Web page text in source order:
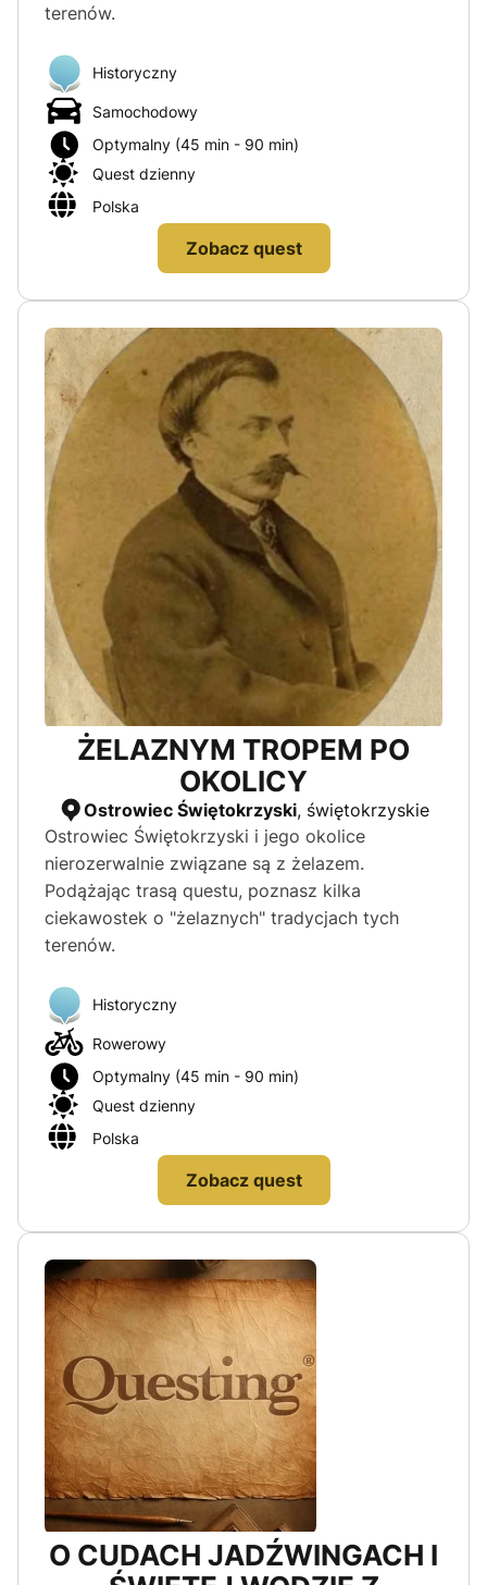
Małopolskie
Mazowieckie
Mazowieckie, lubelskie
Moravskoslezský
Pomorskie
Śląskie
Świetokrzyskie
Warmińsko - mazurskie
Warmińsko-mazurskie
Wielkopolskie
Zachodniopomorskie
Czas trwania
Krótki (<45 min)
Optymalny (45 min-90min)
terenów.
Historyczny
Samochodowy
Optymalny (45 min - 90 min)
Quest dzienny
Polska
Zobacz quest
ŻELAZNYM TROPEM PO
OKOLICY
Ostrowiec Świętokrzyski, świętokrzyskie
Ostrowiec Świętokrzyski i jego okolice
nierozerwalnie związane są z żelazem.
Podążając trasą questu, poznasz kilka
ciekawostek o "żelaznych" tradycjach tych
terenów.
Historyczny
Rowerowy
Optymalny (45 min - 90 min)
Quest dzienny
Polska
Zobacz quest
O CUDACH JADŹWINGACH I